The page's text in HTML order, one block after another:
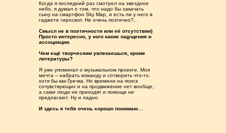
Когда я последний раз смотрел на звездное
небо, я думал о том, что надо бы закачать
сыну на смартфон Sky Map, и есть ли у него в
гаджете гироскоп. Не очень поэтично?..
Смысл не в поэтичности или её отсутствии)
Просто интересно, у кого какие ощущения и
ассоциации.
Чем ещё творческим увлекаешься, кроме
литературы?
Я уже упоминал о музыкальном проекте. Моя
мечта – набрать команду и сотворить что-то,
хотя бы как Гречка. Но времени на поиск
сочувствующих и на продвижение нет вообще,
а сами люди не приходят и помощи не
предлагают. Ну и ладно.
И здесь я тебя очень хорошо понимаю…